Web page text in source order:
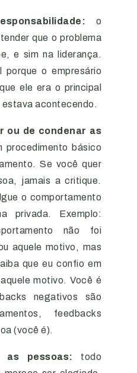
o
que o problema
e sim na liderança.
o empresário
ele era o principal
estava acontecendo.
ou de condenar as
procedimento básico
Se você quer
jamais a critique.
o comportamento
privada. Exemplo:
não foi
aquele motivo, mas
que eu confio em
motivo. Você é
negativos são
feedbacks
(você é).
as pessoas: todo